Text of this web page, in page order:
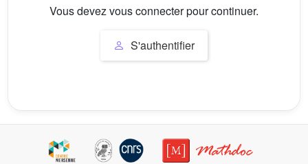
Vous devez vous connecter pour continuer.
S'authentifier